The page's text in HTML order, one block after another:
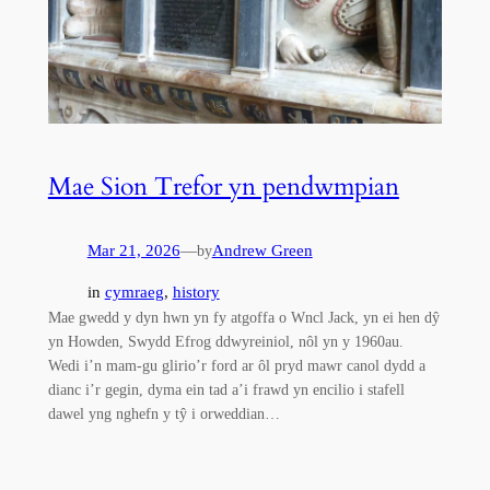
Mae Sion Trefor yn pendwmpian
Mar 21, 2026—byAndrew Green
in cymraeg, history
Mae gwedd y dyn hwn yn fy atgoffa o Wncl Jack, yn ei hen dŷ
yn Howden, Swydd Efrog ddwyreiniol, nôl yn y 1960au.
Wedi i’n mam-gu glirio’r ford ar ôl pryd mawr canol dydd a
dianc i’r gegin, dyma ein tad a’i frawd yn encilio i stafell
dawel yng nghefn y tŷ i orweddian…